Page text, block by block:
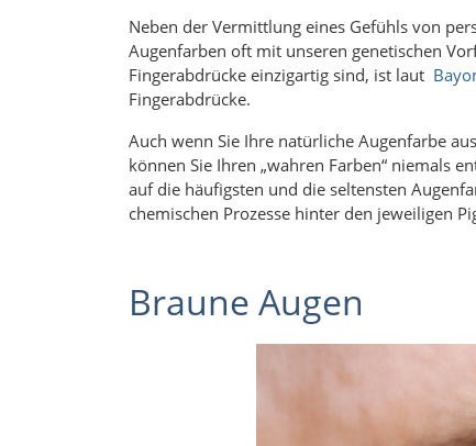
Neben der Vermittlung eines Gefühls von
Augenfarben oft mit unseren genetischen
Fingerabdrücke einzigartig sind, ist laut
Fingerabdrücke.
Auch wenn Sie Ihre natürliche Augenfarbe
können Sie Ihren „wahren Farben“ niemals
auf die häufigsten und die seltensten
chemischen Prozesse hinter den jeweiligen
Braune Augen